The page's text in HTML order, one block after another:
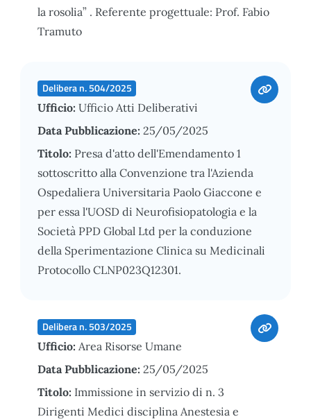
la rosolia” . Referente progettuale: Prof. Fabio
Tramuto
Delibera n. 504/2025
Ufficio: Ufficio Atti Deliberativi
Data Pubblicazione: 25/05/2025
Titolo: Presa d'atto dell'Emendamento 1
sottoscritto alla Convenzione tra l'Azienda
Ospedaliera Universitaria Paolo Giaccone e
per essa l'UOSD di Neurofisiopatologia e la
Società PPD Global Ltd per la conduzione
della Sperimentazione Clinica su Medicinali
Protocollo CLNP023Q12301.
Delibera n. 503/2025
Ufficio: Area Risorse Umane
Data Pubblicazione: 25/05/2025
Titolo: Immissione in servizio di n. 3
Dirigenti Medici disciplina Anestesia e